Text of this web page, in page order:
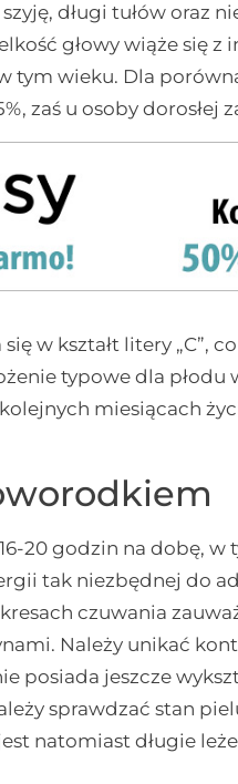
długi tułów oraz
głowy wiąże się
tym wieku. Dla
zaś u osoby dorosłej
w kształt litery „C”,
typowe dla płodu
miesiącach
20 godzin na dobę, w
tak niezbędnej do
czuwania
Należy unikać
posiada jeszcze
sprawdzać stan
natomiast długie